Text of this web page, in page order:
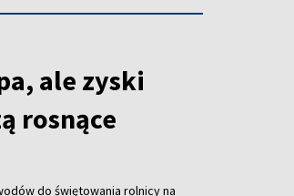
ale zyski
rosnące
do świętowania rolnicy na